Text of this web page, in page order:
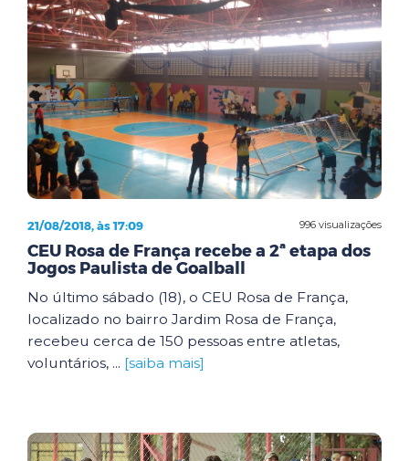
996 visualizações
21/08/2018, às 17:09
CEU Rosa de França recebe a 2ª etapa dos
Jogos Paulista de Goalball
No último sábado (18), o CEU Rosa de França,
localizado no bairro Jardim Rosa de França,
recebeu cerca de 150 pessoas entre atletas,
voluntários, ... [saiba mais]